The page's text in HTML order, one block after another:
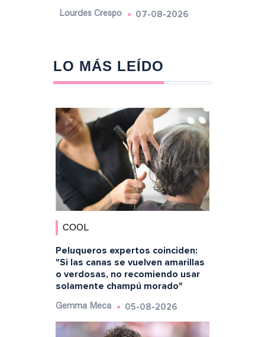
Lourdes Crespo 07-08-2026
LO MÁS LEÍDO
COOL
Peluqueros expertos coinciden:
"Si las canas se vuelven amarillas
o verdosas, no recomiendo usar
solamente champú morado"
Gemma Meca 05-08-2026